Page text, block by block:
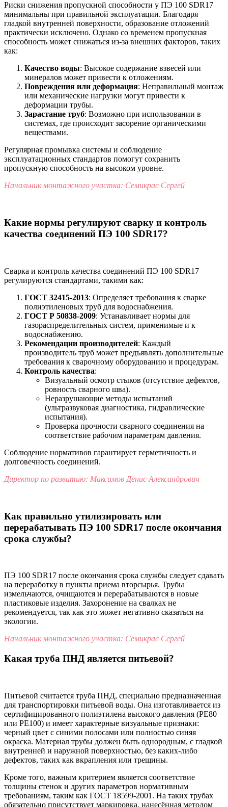
Риски снижения пропускной способности у ПЭ 100 SDR17
минимальны при правильной эксплуатации. Благодаря
гладкой внутренней поверхности, образование отложений
практически исключено. Однако со временем пропускная
способность может снижаться из-за внешних факторов, таких
как:
Качество воды: Высокое содержание взвесей или
минералов может привести к отложениям.
Повреждения или деформация: Неправильный монтаж
или механические нагрузки могут привести к
деформации трубы.
Зарастание труб: Возможно при использовании в
системах, где происходит засорение органическими
веществами.
Регулярная промывка системы и соблюдение
эксплуатационных стандартов помогут сохранить
пропускную способность на высоком уровне.
Начальник монтажного участка: Семикрас Сергей
Какие нормы регулируют сварку и контроль
качества соединений ПЭ 100 SDR17?
Сварка и контроль качества соединений ПЭ 100 SDR17
регулируются стандартами, такими как:
ГОСТ 32415-2013: Определяет требования к сварке
полиэтиленовых труб для водоснабжения.
ГОСТ Р 50838-2009: Устанавливает нормы для
газораспределительных систем, применимые и к
водоснабжению.
Рекомендации производителей: Каждый
производитель труб может предъявлять дополнительные
требования к сварочному оборудованию и процедурам.
Контроль качества:
Визуальный осмотр стыков (отсутствие дефектов,
ровность сварного шва).
Неразрушающие методы испытаний
(ультразвуковая диагностика, гидравлические
испытания).
Проверка прочности сварного соединения на
соответствие рабочим параметрам давления.
Соблюдение нормативов гарантирует герметичность и
долговечность соединений.
Директор по развитию: Максимов Денис Александрович
Как правильно утилизировать или
перерабатывать ПЭ 100 SDR17 после окончания
срока службы?
ПЭ 100 SDR17 после окончания срока службы следует сдавать
на переработку в пункты приема вторсырья. Трубы
измельчаются, очищаются и перерабатываются в новые
пластиковые изделия. Захоронение на свалках не
рекомендуется, так как это может негативно сказаться на
экологии.
Начальник монтажного участка: Семикрас Сергей
Какая труба ПНД является питьевой?
Питьевой считается труба ПНД, специально предназначенная
для транспортировки питьевой воды. Она изготавливается из
сертифицированного полиэтилена высокого давления (PE80
или PE100) и имеет характерные визуальные признаки:
черный цвет с синими полосами или полностью синяя
окраска. Материал трубы должен быть однородным, с гладкой
внутренней и наружной поверхностью, без каких-либо
дефектов, таких как вкрапления или трещины.
Кроме того, важным критерием является соответствие
толщины стенок и других параметров нормативным
требованиям, таким как ГОСТ 18599-2001. На таких трубах
обязательно присутствует маркировка, нанесённая методом